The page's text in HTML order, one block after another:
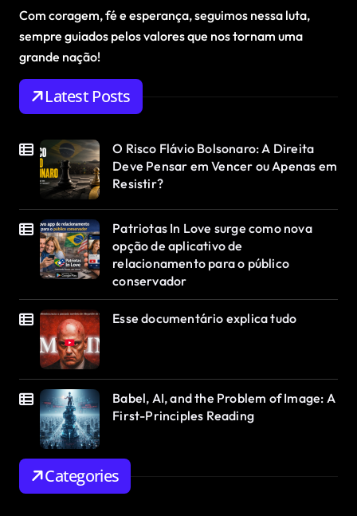
Com coragem, fé e esperança, seguimos nessa luta,
sempre guiados pelos valores que nos tornam uma
grande nação!
Latest Posts
O Risco Flávio Bolsonaro: A Direita
Deve Pensar em Vencer ou Apenas em
Resistir?
Patriotas In Love surge como nova
opção de aplicativo de
relacionamento para o público
conservador
Esse documentário explica tudo
Babel, AI, and the Problem of Image: A
First-Principles Reading
Categories